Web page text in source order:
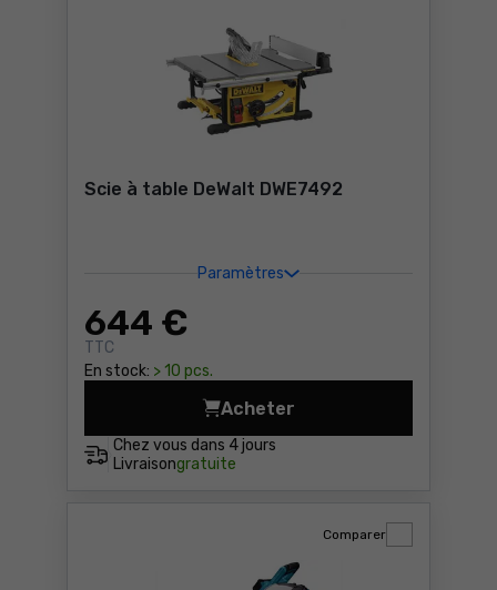
Scie à table DeWalt DWE7492
Paramètres
644 €
TTC
En stock: > 10 pcs.
Chez vous dans 4 jours
Livraisongratuite
Acheter
Scie à table DeWalt
Comparer